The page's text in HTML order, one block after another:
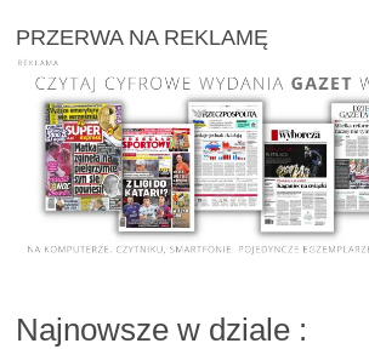
PRZERWA NA REKLAMĘ
Najnowsze w dziale :